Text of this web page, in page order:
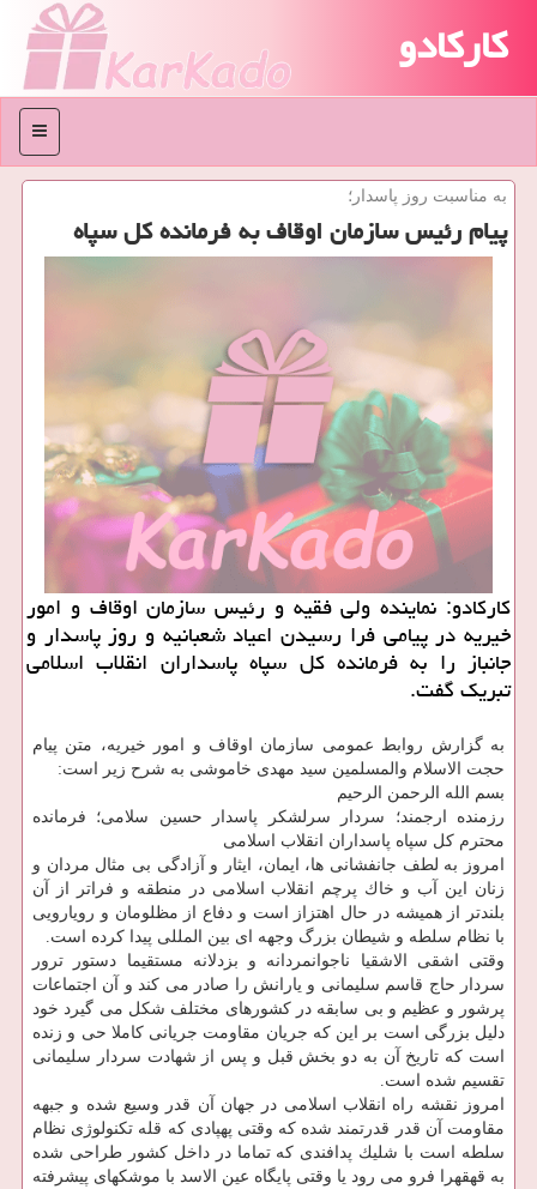
کارکادو
منو
به مناسبت روز پاسدار؛
پیام رئیس سازمان اوقاف به فرمانده كل سپاه
كاركادو: نماینده ولی فقیه و رئیس سازمان اوقاف و امور
خیریه در پیامی فرا رسیدن اعیاد شعبانیه و روز پاسدار و
جانباز را به فرمانده كل سپاه پاسداران انقلاب اسلامی
تبریك گفت.
به گزارش روابط عمومی سازمان اوقاف و امور خیریه، متن پیام
حجت الاسلام والمسلمین سید مهدی خاموشی به شرح زیر است:
بسم الله الرحمن الرحیم
رزمنده ارجمند؛ سردار سرلشكر پاسدار حسین سلامی؛ فرمانده
محترم كل سپاه پاسداران انقلاب اسلامی
امروز به لطف جانفشانی ها، ایمان، ایثار و آزادگی بی مثال مردان و
زنان این آب و خاك پرچم انقلاب اسلامی در منطقه و فراتر از آن
بلندتر از همیشه در حال اهتزاز است و دفاع از مظلومان و رویارویی
با نظام سلطه و شیطان بزرگ وجهه ای بین المللی پیدا كرده است.
وقتی اشقی الاشقیا ناجوانمردانه و بزدلانه مستقیما دستور ترور
سردار حاج قاسم سلیمانی و یارانش را صادر می كند و آن اجتماعات
پرشور و عظیم و بی سابقه در كشورهای مختلف شكل می گیرد خود
دلیل بزرگی است بر این كه جریان مقاومت جریانی كاملا حی و زنده
است كه تاریخ آن به دو بخش قبل و پس از شهادت سردار سلیمانی
تقسیم شده است.
امروز نقشه راه انقلاب اسلامی در جهان آن قدر وسیع شده و جبهه
مقاومت آن قدر قدرتمند شده كه وقتی پهپادی كه قله تكنولوژی نظام
سلطه است با شلیك پدافندی كه تماما در داخل كشور طراحی شده
به قهقهرا فرو می رود یا وقتی پایگاه عین الاسد با موشكهای پیشرفته